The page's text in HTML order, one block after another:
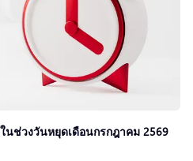
นช่วงวันหยุดเดือนกรกฎาคม 2569